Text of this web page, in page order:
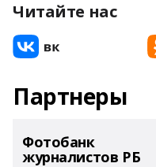
Читайте нас
Партнеры
Фотобанк
журналистов РБ